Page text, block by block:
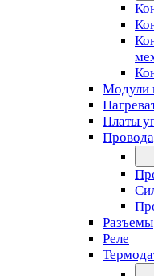
Модули
Платы
Разъемы
Реле